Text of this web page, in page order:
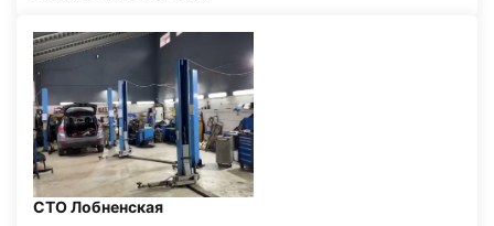
СТО Лобненская